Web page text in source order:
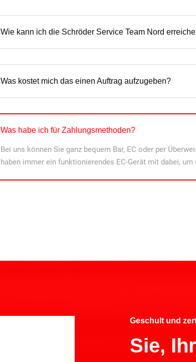
Wie kann ich die Schröder Service Team Nord
Was kostet mich das einen Auftrag aufzugeben?
Was habe ich für Zahlungsmethoden?
Bei uns können Sie ganz bequem Bar, EC oder per
haben immer ein funktionierendes EC-Gerät mit dabei,
Geschult und
Sie,